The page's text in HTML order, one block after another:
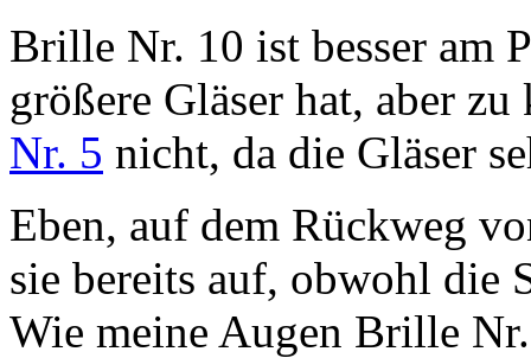
Brille Nr. 10 ist besser am
größere Gläser hat, aber
Nr. 5 nicht, da die Gläser
Eben, auf dem Rückweg
sie bereits auf, obwohl die
Wie meine Augen Brille